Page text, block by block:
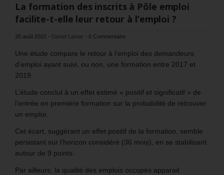
La formation des inscrits à Pôle emploi
facilite-t-elle leur retour à l’emploi ?
20 août 2022 - Daniel Lamar - 0 Commentaire
Une étude compare le retour à l’emploi des demandeurs
d’emploi ayant suivi, ou non, une formation entre 2017 et
2019.
L’étude conclut à un effet estimé « positif et significatif » de
l’entrée en première formation sur la probabilité de retrouver
un emploi.
Cet écart, suggérant un effet positif de la formation, semble
persistant sur l’horizon considéré (36 mois), en se stabilisant
autour de 9 points.
Par ailleurs, la qualité des emplois occupés apparait